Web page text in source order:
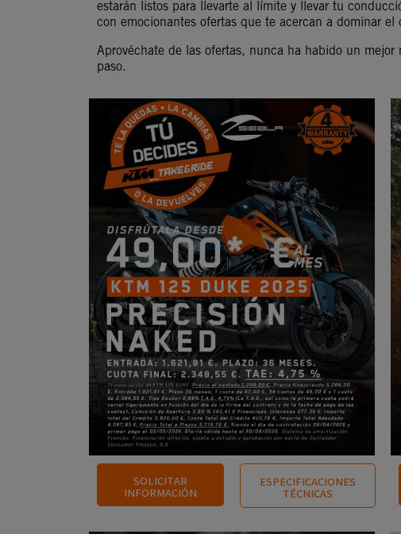
estarán listos para llevarte al límite y llevar tu
con emocionantes ofertas que te acercan a dominar el
Aprovéchate de las ofertas, nunca ha habido un mejor
paso.
SOLICITAR
INFORMACIÓN
ESPECIFICACIONES
TÉCNICAS